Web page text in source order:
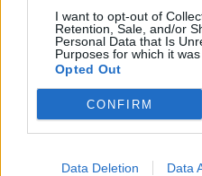
I want to opt-out of
Retention, Sale, and/or
Personal Data that Is
Purposes for which it was
Opted Out
CONFIRM
Data Deletion Data
Kia Ceed 2017
mellanrum. Varför?
Senaste inlägget av
Senaste
to basic. + garagefix.